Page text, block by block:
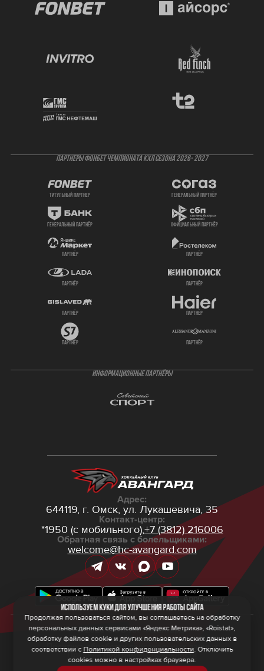
ПАРТНЕРЫ ФОНБЕТ ЧЕМПИОНАТА КХЛ СЕЗОНА 2026- 2027
титульный партнер генеральный партнёр
генеральный партнёр официальный партнёр
партнёр партнёр
партнёр партнёр
партнёр партнёр
партнёр партнёр
ИНФОРМАЦИОННЫЕ ПАРТНЁРЫ
Адрес:
644119, г. Омск, ул. Лукашевича, 35
Контакт-центр:
*1950 (с мобильного),+7 (3812) 216006
Обратная связь с болельщиками:
welcome@hc-avangard.com
© 2026 ООО ХК «Авангард»
Политика конфиденциальности
Политика обработки персональных данных
Правила программы лояльности
Используем куки для улучшения работы сайта
Продолжая пользоваться сайтом, вы соглашаетесь на обработку
персональных данных сервисами «Яндекс Метрика», «Roistat»,
обработку файлов cookie и других пользовательских данных в
соответствии с Политикой конфиденциальности. Отключить
cookies можно в настройках браузера.